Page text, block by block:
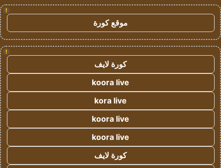
!
موقع كورة
!
كورة لايف
koora live
kora live
koora live
koora live
كورة لايف